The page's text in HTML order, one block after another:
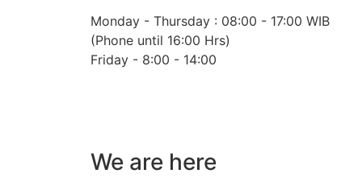
Monday - Thursday : 08:00 - 17:00 WIB
(Phone until 16:00 Hrs)
Friday - 8:00 - 14:00
We are here